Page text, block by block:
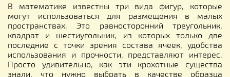
В математике известны три вида фигур, которые
могут использоваться для размещения в малых
пространствах. Это равносторонний треугольник,
квадрат и шестиугольник, из которых только две
последние с точки зрения состава ячеек, удобства
использования и прочности, представляют интерес.
Просто удивительно, как эти крохотные существа
знали, что нужно выбрать в качестве образца